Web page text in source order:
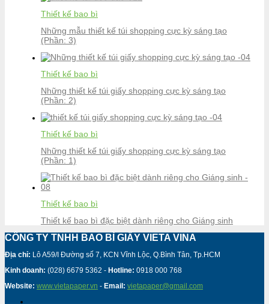
Thiết kế bao bì
Những mẫu thiết kế túi shopping cực kỳ sáng tạo
(Phần: 3)
Thiết kế bao bì
Những thiết kế túi giấy shopping cực kỳ sáng tạo
(Phần: 2)
Thiết kế bao bì
Những thiết kế túi giấy shopping cực kỳ sáng tạo
(Phần: 1)
Thiết kế bao bì
Thiết kế bao bì đặc biệt dành riêng cho Giáng sinh
CÔNG TY TNHH BAO BÌ GIẤY VIETA VINA
Địa chỉ: Lô A59/I Đường số 7, KCN Vĩnh Lộc, Q.Bình Tân, Tp.HCM
Kinh doanh: (028) 6679 5362 - Hotline: 0918 000 768
Website: www.vietapaper.vn - Email: vietapaper@gmail.com